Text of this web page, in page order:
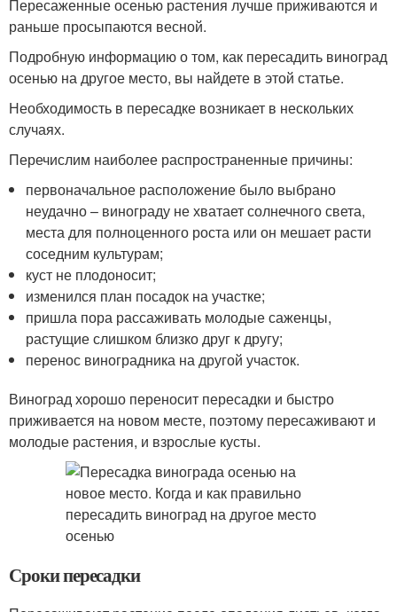
Пересаженные осенью растения лучше приживаются и
раньше просыпаются весной.
Подробную информацию о том, как пересадить виноград
осенью на другое место, вы найдете в этой статье.
Необходимость в пересадке возникает в нескольких
случаях.
Перечислим наиболее распространенные причины:
первоначальное расположение было выбрано
неудачно – винограду не хватает солнечного света,
места для полноценного роста или он мешает расти
соседним культурам;
куст не плодоносит;
изменился план посадок на участке;
пришла пора рассаживать молодые саженцы,
растущие слишком близко друг к другу;
перенос виноградника на другой участок.
Виноград хорошо переносит пересадки и быстро
приживается на новом месте, поэтому пересаживают и
молодые растения, и взрослые кусты.
Сроки пересадки